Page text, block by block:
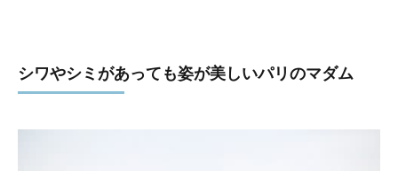
シワやシミがあっても姿が美しいパリのマダム